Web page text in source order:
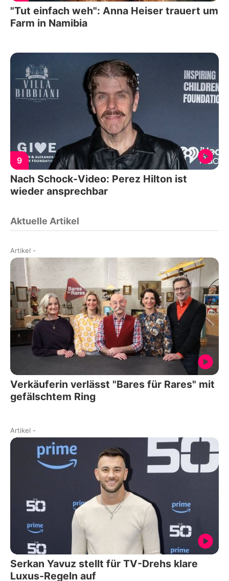
"Tut einfach weh": Anna Heiser trauert um
Farm in Namibia
9
Nach Schock-Video: Perez Hilton ist
wieder ansprechbar
Aktuelle Artikel
Artikel -
Verkäuferin verlässt "Bares für Rares" mit
gefälschtem Ring
Artikel -
Serkan Yavuz stellt für TV-Drehs klare
Luxus-Regeln auf